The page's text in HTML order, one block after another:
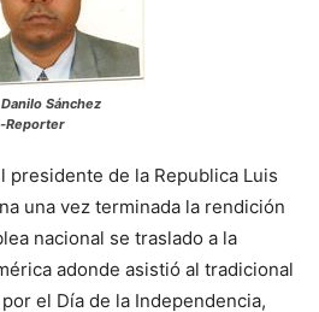
Sánchez
Reporter
presidente de la Republica Luis
una vez terminada la rendición
nacional se traslado a la
adonde asistió al tradicional
el Día de la Independencia,